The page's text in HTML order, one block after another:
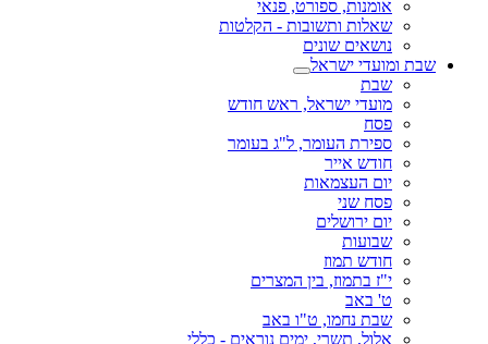
אומנות, ספורט, פנאי
שאלות ותשובות - הקלטות
נושאים שונים
שבת ומועדי ישראל
שבת
מועדי ישראל, ראש חודש
פסח
ספירת העומר, ל"ג בעומר
חודש אייר
יום העצמאות
פסח שני
יום ירושלים
שבועות
חודש תמוז
י"ז בתמוז, בין המצרים
ט' באב
שבת נחמו, ט"ו באב
אלול, תשרי, ימים נוראים - כללי